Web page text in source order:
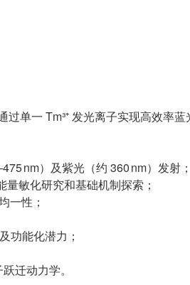
单一 Tm³⁺ 发光离子实现高效率蓝
nm）及紫光（约 360 nm）发射；
敏化研究和基础机制探索；
一性；
功能化潜力；
迁动力学。